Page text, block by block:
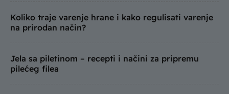
Koliko traje varenje hrane i kako regulisati varenje
na prirodan način?
Jela sa piletinom – recepti i načini za pripremu
pilećeg filea